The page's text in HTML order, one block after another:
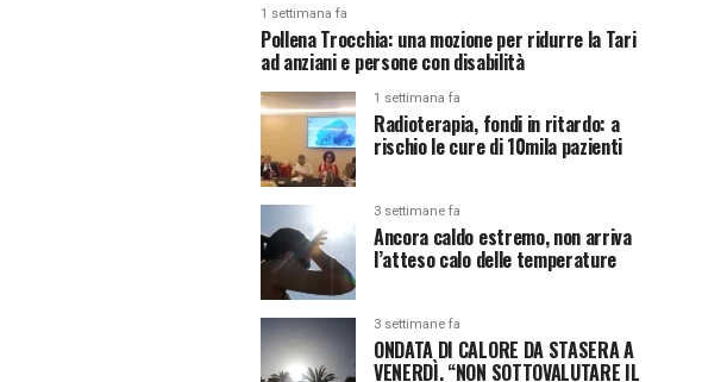
1 settimana fa
Pollena Trocchia: una mozione per ridurre la Tari
ad anziani e persone con disabilità
1 settimana fa
Radioterapia, fondi in ritardo: a
rischio le cure di 10mila pazienti
3 settimane fa
Ancora caldo estremo, non arriva
l’atteso calo delle temperature
3 settimane fa
ONDATA DI CALORE DA STASERA A
VENERDÌ. “NON SOTTOVALUTARE IL